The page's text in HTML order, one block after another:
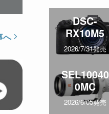
へ
DSC-
RX10M5
2026/7/31発売
SEL10040
0MC
2026/6/05発売